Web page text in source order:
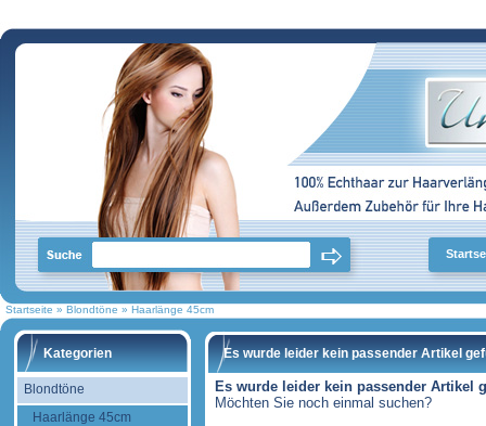
Kategorien
Blondtöne
Haarlänge 45cm
Startseite » Blondtöne » Haarlänge 45cm
Es wurde leider kein passender Artikel
Es wurde leider kein passender Artikel
Möchten Sie noch einmal suchen?